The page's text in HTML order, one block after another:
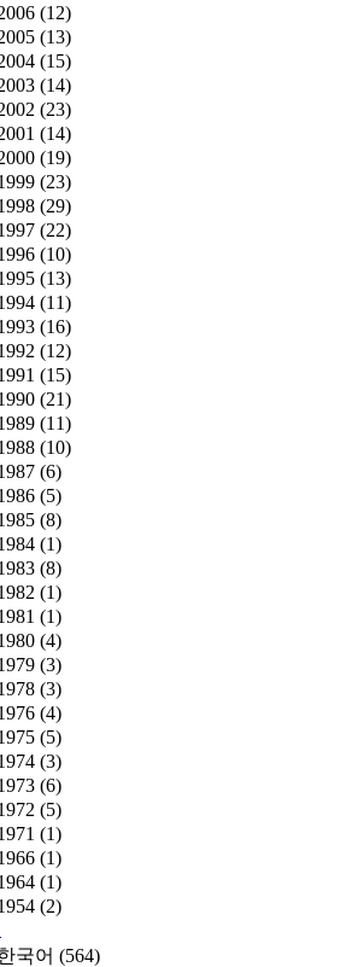
(12)
(13)
(15)
(14)
(23)
(14)
(19)
(23)
(29)
(22)
(10)
(13)
(11)
(16)
(12)
(15)
(21)
(11)
(10)
(6)
(5)
(8)
(1)
(8)
(1)
(1)
(4)
(3)
(3)
(4)
(5)
(3)
(6)
(5)
(1)
(1)
(1)
(2)
국어 (564)